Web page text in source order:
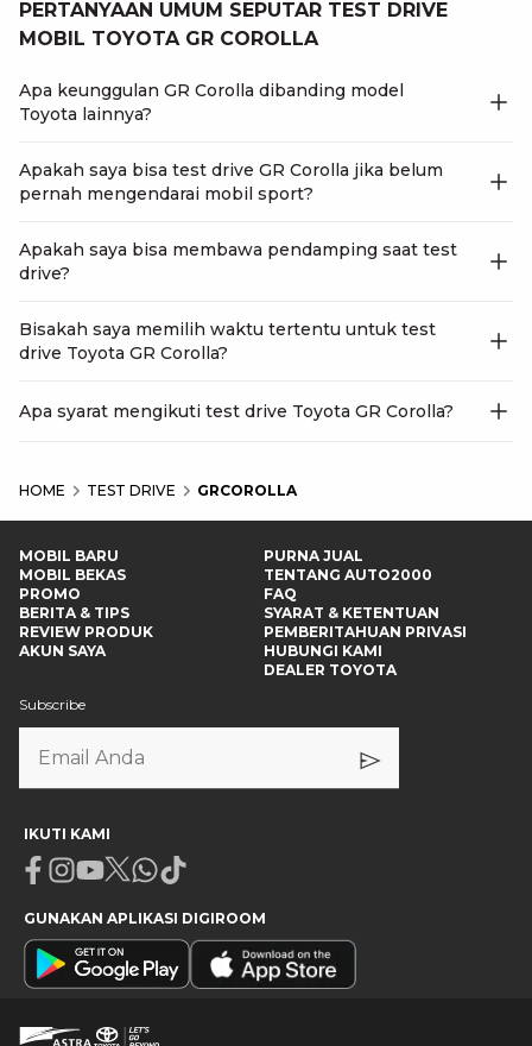
PERTANYAAN UMUM SEPUTAR TEST DRIVE
MOBIL TOYOTA GR COROLLA
Apa keunggulan GR Corolla dibanding model
Toyota lainnya?
Apakah saya bisa test drive GR Corolla jika belum
pernah mengendarai mobil sport?
Apakah saya bisa membawa pendamping saat test
drive?
Bisakah saya memilih waktu tertentu untuk test
drive Toyota GR Corolla?
Apa syarat mengikuti test drive Toyota GR Corolla?
HOME TEST DRIVE GRCOROLLA
MOBIL BARU
MOBIL BEKAS
PROMO
BERITA & TIPS
REVIEW PRODUK
AKUN SAYA
PURNA JUAL
TENTANG AUTO2000
FAQ
SYARAT & KETENTUAN
PEMBERITAHUAN PRIVASI
HUBUNGI KAMI
DEALER TOYOTA
Subscribe
IKUTI KAMI
Facebook
Instagram
Youtube
X Whatsapp
Tiktok
GUNAKAN APLIKASI DIGIROOM